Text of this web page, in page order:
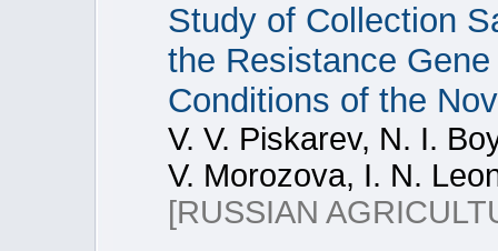
Study of Collection
the Resistance
Conditions of the
V. V. Piskarev, N. I.
V. Morozova, I. N.
[RUSSIAN